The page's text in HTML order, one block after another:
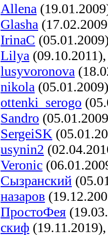
Allena
Glasha
IrinaC
Lilya
lusyvoronova
nikola
ottenki_serogo
Sandro
SergeiSK
usynin2
Veronic
Сызранский
назаров
ПростоФея
скиф